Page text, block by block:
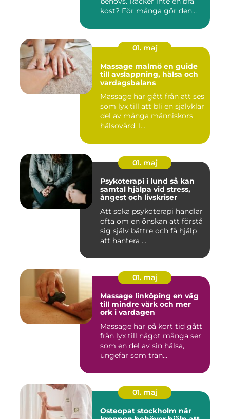
kost? För många gör den
01. maj
Massage malmö en guide
till avslappning, hälsa och
vardagsbalans
Massage har gått från att ses
som lyx till att bli en självklar
del av många människors
hälsovård. I...
01. maj
Psykoterapi i lund så kan
samtal hjälpa vid stress,
ångest och livskriser
Att söka psykoterapi handlar
ofta om en önskan att förstå
sig själv bättre och få hjälp
att hantera ...
01. maj
Massage linköping en väg
till mindre värk och mer
ork i vardagen
Massage har på kort tid gått
från lyx till något många ser
som en del av sin hälsa,
ungefär som trän...
01. maj
Osteopat stockholm när